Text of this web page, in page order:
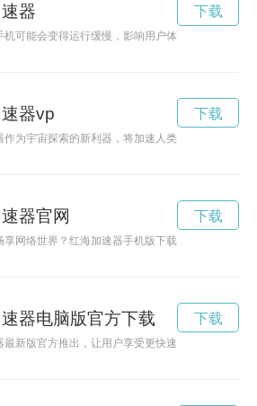
器
机可能会变得运行缓慢，影响用户体验。夏时加速
下载
器vp
作为宇宙探索的新利器，将加速人类探索宇宙的步
下载
器官网
享网络世界？红海加速器手机版下载助您一臂之力
下载
器电脑版官方下载
最新版官方推出，让用户享受更快速、更稳定的网络
下载